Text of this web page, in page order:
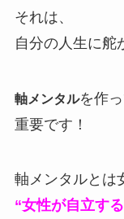
それは、
自分の人生に舵
軸メンタルを作
重要です！
軸メンタルとは
“女性が自立す